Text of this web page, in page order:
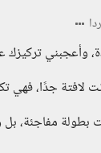
تركيزك
لافتة جدًا، فهي
بطولة